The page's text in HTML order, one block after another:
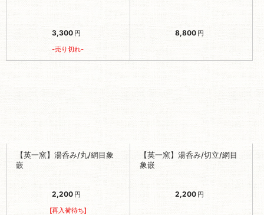
全て作家がひとつひとつ手づくりで制作しています。形や色の発色具合は個
体差があります。その1つ1つのうつわの表情があるのが陶器の特徴ですので